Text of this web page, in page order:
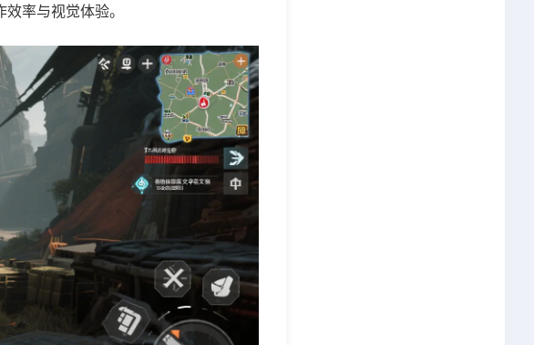
率与视觉体验。